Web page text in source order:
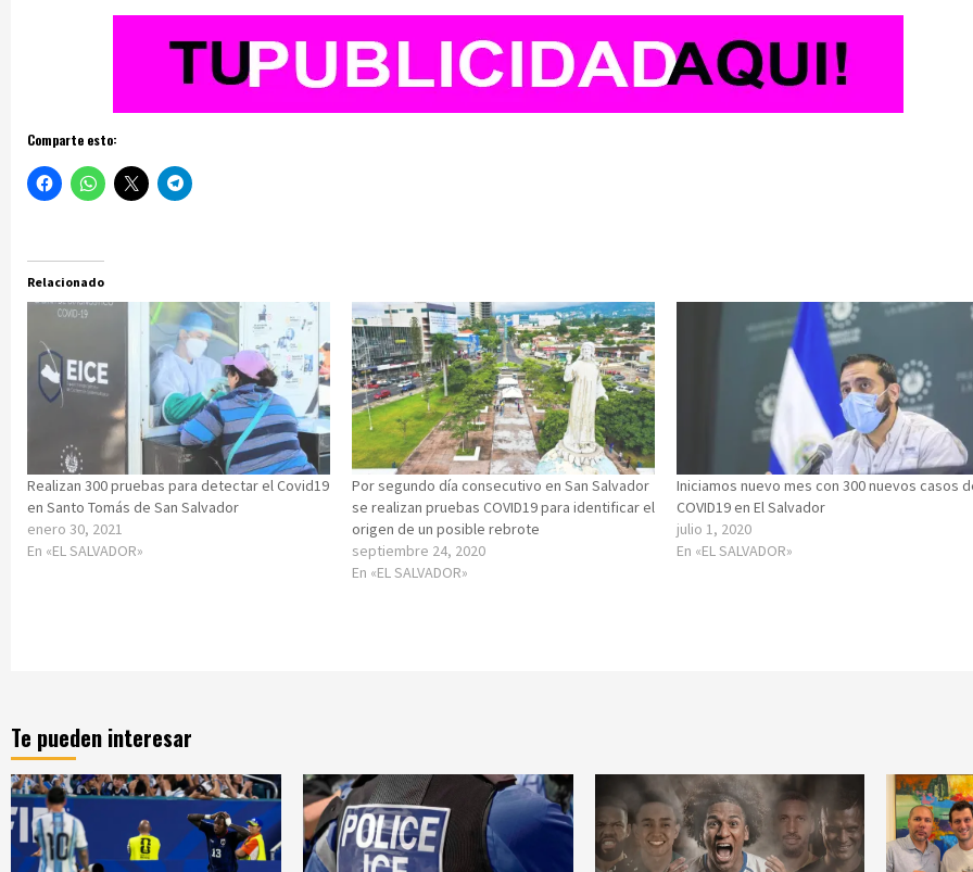
Comparte esto:
Relacionado
Realizan 300 pruebas para detectar el Covid19
en Santo Tomás de San Salvador
enero 30, 2021
En «EL SALVADOR»
Por segundo día consecutivo en San Salvador
se realizan pruebas COVID19 para identificar el
origen de un posible rebrote
septiembre 24, 2020
En «EL SALVADOR»
Iniciamos nuevo mes con 300 nuevos casos
COVID19 en El Salvador
julio 1, 2020
En «EL SALVADOR»
Te pueden interesar